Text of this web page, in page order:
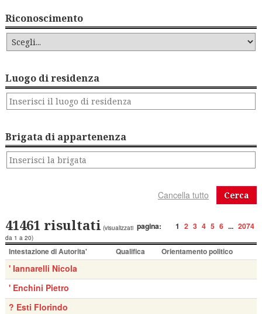
Riconoscimento
Luogo di residenza
Brigata di appartenenza
Cerca
pagina: 1 2 3 4 5 6 ... 2074
41461 risultati (visualizzati
da 1 a 20)
Intestazione di Autorita' Qualifica Orientamento politico
' Iannarelli Nicola
' Enchini Pietro
? Esti Florindo